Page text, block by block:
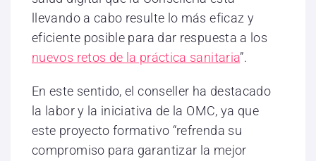
llevando a cabo resulte lo más eficaz y
eficiente posible para dar respuesta a los
nuevos retos de la práctica sanitaria”.
En este sentido, el conseller ha destacado
la labor y la iniciativa de la OMC, ya que
este proyecto formativo “refrenda su
compromiso para garantizar la mejor